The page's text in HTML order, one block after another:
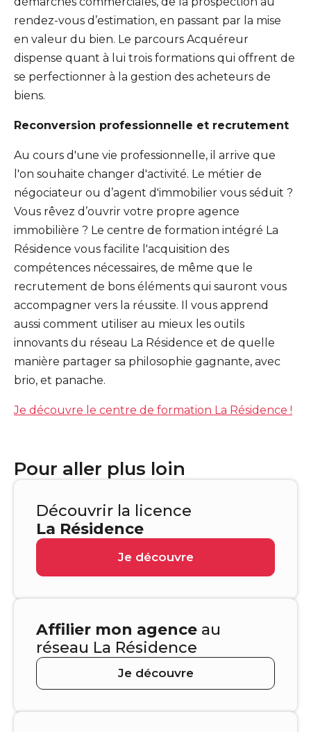
rendez-vous d’estimation, en passant par la mise
en valeur du bien. Le parcours Acquéreur
dispense quant à lui trois formations qui offrent de
se perfectionner à la gestion des acheteurs de
biens.
Reconversion professionnelle et recrutement
Au cours d'une vie professionnelle, il arrive que
l'on souhaite changer d'activité. Le métier de
négociateur ou d’agent d'immobilier vous séduit ?
Vous rêvez d’ouvrir votre propre agence
immobilière ? Le centre de formation intégré La
Résidence vous facilite l'acquisition des
compétences nécessaires, de même que le
recrutement de bons éléments qui sauront vous
accompagner vers la réussite. Il vous apprend
aussi comment utiliser au mieux les outils
innovants du réseau La Résidence et de quelle
manière partager sa philosophie gagnante, avec
brio, et panache.
Je découvre le centre de formation La Résidence !
Pour aller plus loin
Découvrir la licence
La Résidence
Je découvre
Affilier mon agence au
réseau La Résidence
Je découvre